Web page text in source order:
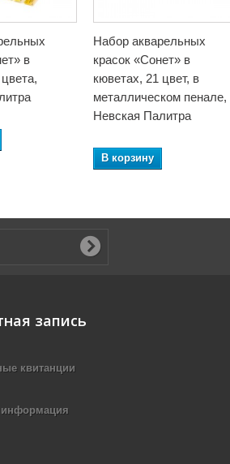
в
Набор акварельных
красок «Сонет» в
кюветах, 21 цвет, в
металлическом пенале,
Невская Палитра
В корзину
запись
квитанции